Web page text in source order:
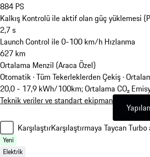
884 PS
Kalkış Kontrolü ile aktif olan güç yüklemesi
2,7s
Launch Control ile 0-100 km/h Hızlanma
627 km
Ortalama Menzil (Araca Özel)
Otomatik · Tüm Tekerleklerden Çekiş ·
20,0 - 17,9 kWh/100km; Ortalama CO₂
Teknik veriler ve standart ekipman
KarşılaştırKarşılaştırmaya Taycan
Yeni
Elektrik